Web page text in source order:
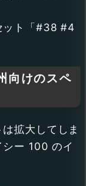
ット「#38 #4
向けのスペ
拡大してしま
シー 100 のイ